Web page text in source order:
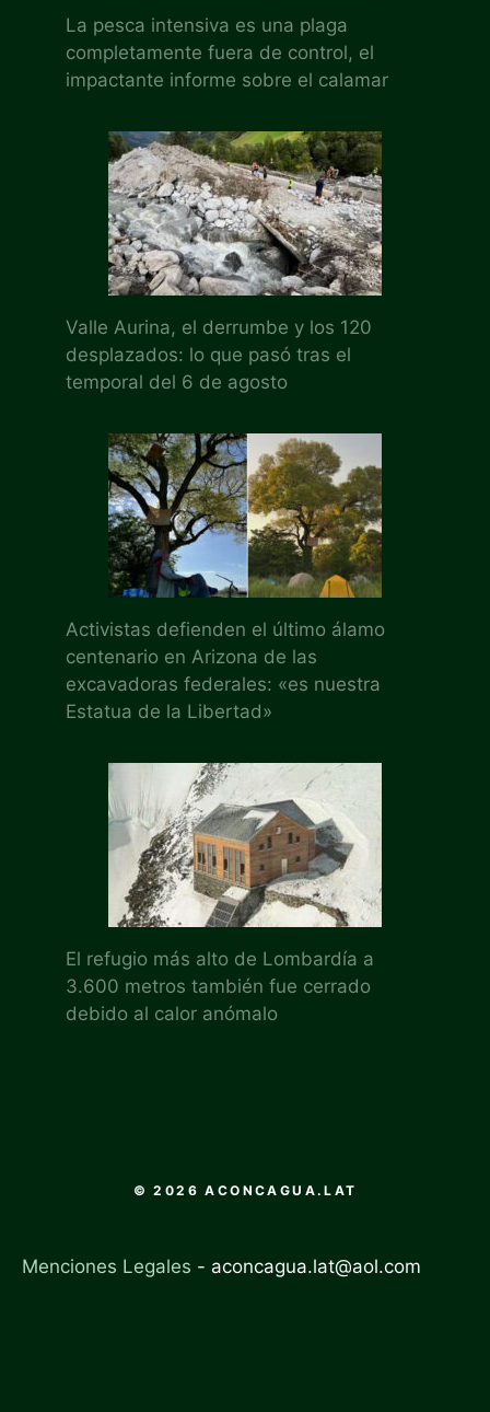
La pesca intensiva es una plaga
completamente fuera de control, el
impactante informe sobre el calamar
Valle Aurina, el derrumbe y los 120
desplazados: lo que pasó tras el
temporal del 6 de agosto
Activistas defienden el último álamo
centenario en Arizona de las
excavadoras federales: «es nuestra
Estatua de la Libertad»
El refugio más alto de Lombardía a
3.600 metros también fue cerrado
debido al calor anómalo
© 2026 ACONCAGUA.LAT
Menciones Legales - aconcagua.lat@aol.com